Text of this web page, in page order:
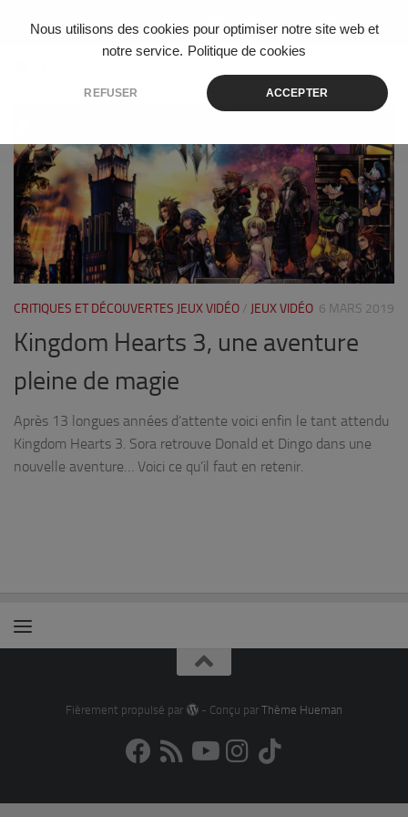
Nous utilisons des cookies pour optimiser notre site web et
notre service. Politique de cookies
REFUSER ACCEPTER
Skip to content
CRITIQUES ET DÉCOUVERTES JEUX VIDÉO / JEUX VIDÉO 6 MARS 2019
Kingdom Hearts 3, une aventure
pleine de magie
Après 13 longues années d’attente voici enfin le tant attendu
Kingdom Hearts 3. Sora retrouve Donald et Dingo dans une
nouvelle aventure… Voici ce qu’il faut en retenir.
Fièrement propulsé par - Conçu par Thème Hueman